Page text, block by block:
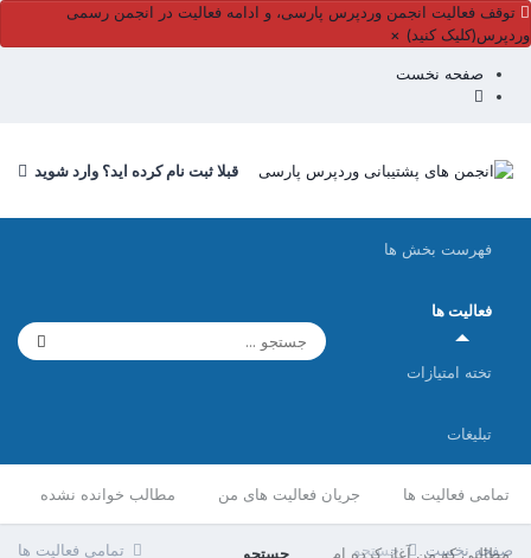
توقف فعالیت انجمن وردپرس پارسی، و ادامه فعالیت در انجمن رسمی
وردپرس(کلیک کنید) ×
صفحه نخست
قبلا ثبت نام کرده اید؟ وارد شوید
فهرست بخش ها
فعالیت ها
تمامی فعالیت ها جریان فعالیت های من مطالب خوانده نشده
مطالبی که من آغاز کرده ام جستجو
تخته امتیازات
تبلیغات
تمامی فعالیت ها صفحه نخست جستجو